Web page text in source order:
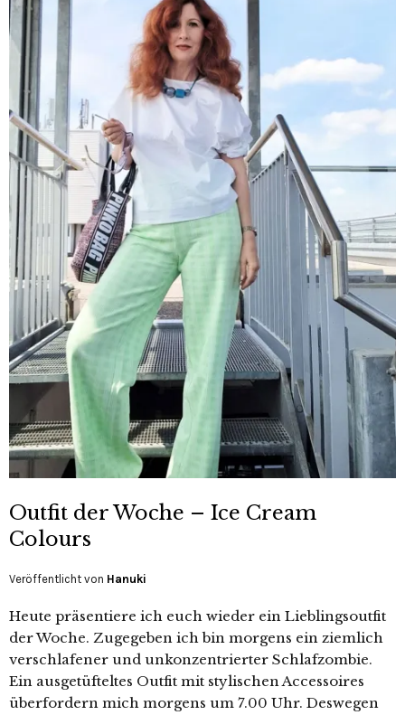
Outfit der Woche – Ice Cream
Colours
Veröffentlicht von Hanuki
Heute präsentiere ich euch wieder ein Lieblingsoutfit
der Woche. Zugegeben ich bin morgens ein ziemlich
verschlafener und unkonzentrierter Schlafzombie.
Ein ausgetüfteltes Outfit mit stylischen Accessoires
überfordern mich morgens um 7.00 Uhr. Deswegen